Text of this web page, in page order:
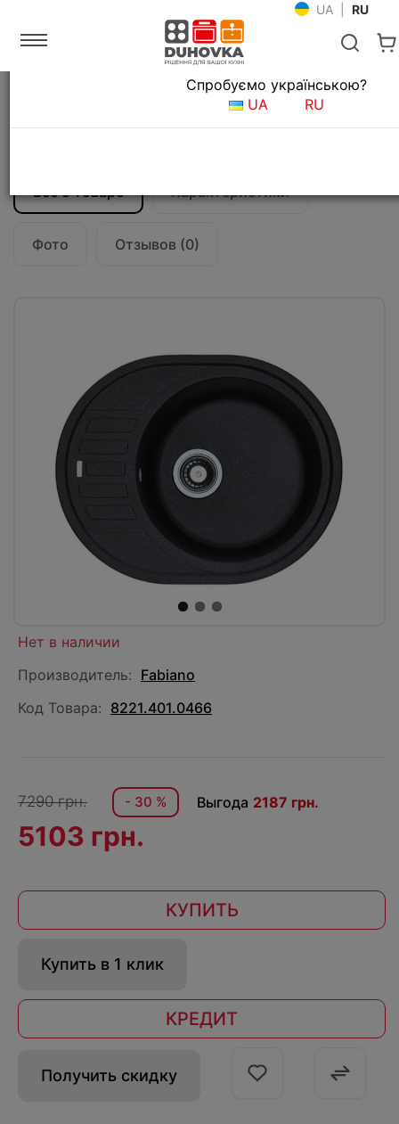
UA RU
Мойки и смесители Кухонные мойки
Кухонная мойка Fabiano Arc 62x50
Все о товаре Характеристики
Фото Отзывов (0)
Язык магазина
Спробуємо українською?
UA
RU
Нет в наличии
Производитель: Fabiano
Код Товара: 8221.401.0466
7290 грн. - 30 % Выгода 2187 грн.
5103 грн.
КУПИТЬ
Купить в 1 клик
КРЕДИТ
Получить скидку